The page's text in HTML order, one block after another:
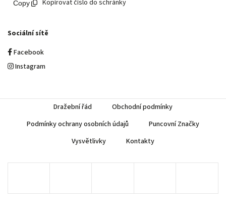
Kopírovat číslo do schránky
Sociální sítě
Facebook
Instagram
Dražební řád
Obchodní podmínky
Podmínky ochrany osobních údajů
Puncovní Značky
Vysvětlivky
Kontakty